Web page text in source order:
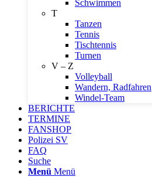
Schwimmen
T
Tanzen
Tennis
Tischtennis
Turnen
V – Z
Volleyball
Wandern, Radfahren
Windel-Team
BERICHTE
TERMINE
FANSHOP
Polizei SV
FAQ
Suche
Menü Menü